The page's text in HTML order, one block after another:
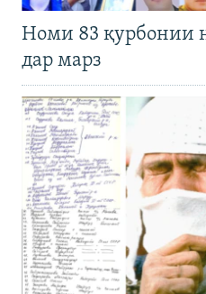
Номи 83 қурбонии
дар марз